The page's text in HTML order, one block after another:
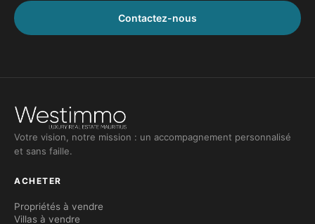
Contactez-nous
Votre vision, notre mission : un accompagnement personnalisé
et sans faille.
ACHETER
Propriétés à vendre
Villas à vendre